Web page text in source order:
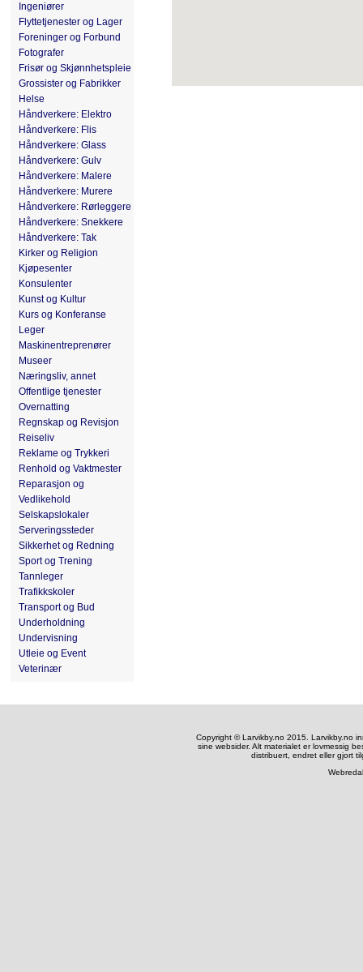
Ingeniører
Flyttetjenester og Lager
Foreninger og Forbund
Fotografer
Frisør og Skjønnhetspleie
Grossister og Fabrikker
Helse
Håndverkere: Elektro
Håndverkere: Flis
Håndverkere: Glass
Håndverkere: Gulv
Håndverkere: Malere
Håndverkere: Murere
Håndverkere: Rørleggere
Håndverkere: Snekkere
Håndverkere: Tak
Kirker og Religion
Kjøpesenter
Konsulenter
Kunst og Kultur
Kurs og Konferanse
Leger
Maskinentreprenører
Museer
Næringsliv, annet
Offentlige tjenester
Overnatting
Regnskap og Revisjon
Reiseliv
Reklame og Trykkeri
Renhold og Vaktmester
Reparasjon og
Vedlikehold
Selskapslokaler
Serveringssteder
Sikkerhet og Redning
Sport og Trening
Tannleger
Trafikkskoler
Transport og Bud
Underholdning
Undervisning
Utleie og Event
Veterinær
Copyright © Larvikby.no 2015. Larvikby.no
sine websider. Alt materialet er lovmessig
distribuert, endret eller gjort